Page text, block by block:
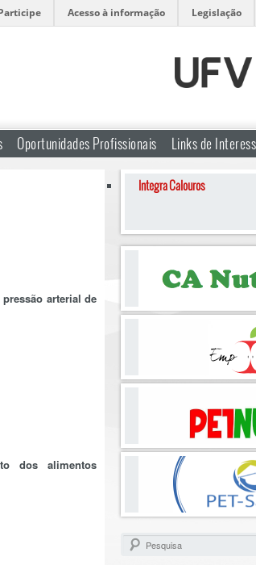
Acesso à informação Legislação
Oportunidades Profissionais Links de
arterial de
dos alimentos
Integra Calouros